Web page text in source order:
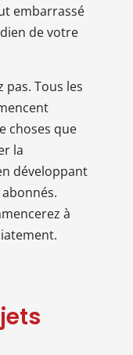
embarrassé
de votre
pas. Tous les
choses que
la
développant
à